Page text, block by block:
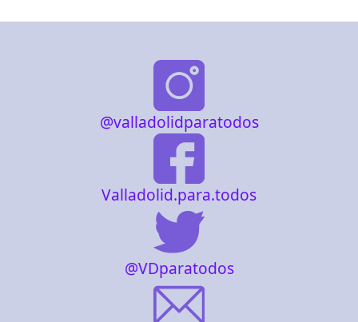
@valladolidparatodos
Valladolid.para.todos
@VDparatodos